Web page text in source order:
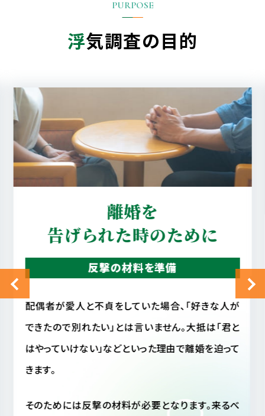
浮気調査の目的
真実を知りたい
配偶者の行動を確認
配偶者に不審を感じ、配偶者の行動が読めない場
合、相手がいま何をしているのか気になって気になっ
てしょうがない事と思います。
ません。仮に配偶者が不貞行動をとっていなかった